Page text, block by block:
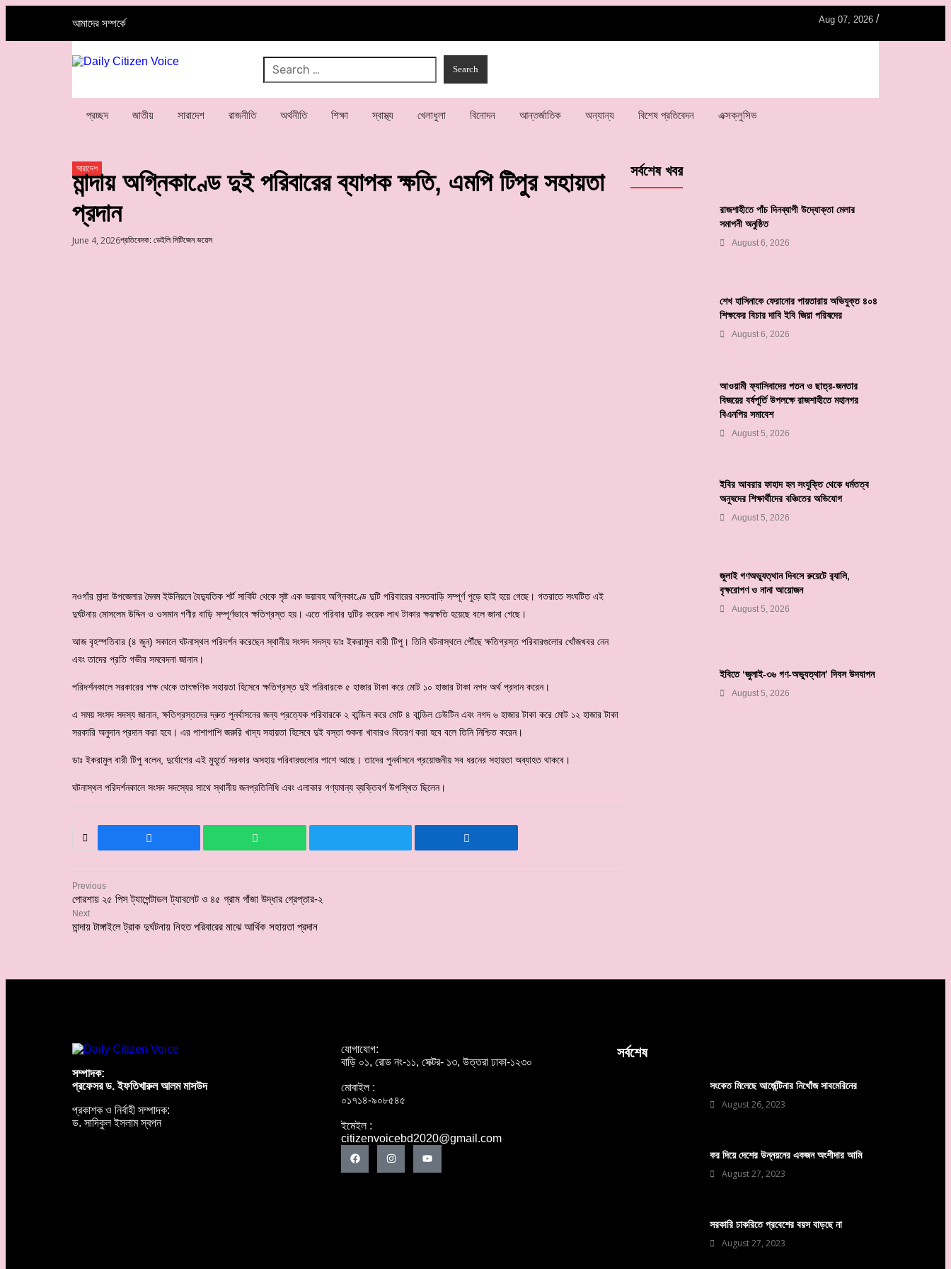
আমাদের সম্পর্কে Aug 07, 2026 /
প্রচ্ছদ জাতীয় সারাদেশ রাজনীতি অর্থনীতি শিক্ষা স্বাস্থ্য খেলাধুলা বিনোদন আন্তর্জাতিক অন্যান্য বিশেষ প্রতিবেদন এক্সক্লুসিভ
সারাদেশ
মান্দায় অগ্নিকাণ্ডে দুই পরিবারের ব্যাপক ক্ষতি, এমপি টিপুর সহায়তা
প্রদান
June 4, 2026প্রতিবেদক: ডেইলি সিটিজেন ভয়েস
নওগাঁর মান্দা উপজেলার মৈনম ইউনিয়নে বৈদ্যুতিক শর্ট সার্কিট থেকে সৃষ্ট এক ভয়াবহ অগ্নিকাণ্ডে দুটি পরিবারের বসতবাড়ি সম্পূর্ণ পুড়ে ছাই হয়ে গেছে। গতরাতে সংঘটিত এই
দুর্ঘটনায় মোসলেম উদ্দিন ও ওসমান গণীর বাড়ি সম্পূর্ণভাবে ক্ষতিগ্রস্ত হয়। এতে পরিবার দুটির কয়েক লাখ টাকার ক্ষয়ক্ষতি হয়েছে বলে জানা গেছে।
আজ বৃহস্পতিবার (৪ জুন) সকালে ঘটনাস্থল পরিদর্শন করেছেন স্থানীয় সংসদ সদস্য ডাঃ ইকরামুল বারী টিপু। তিনি ঘটনাস্থলে পৌঁছে ক্ষতিগ্রস্ত পরিবারগুলোর খোঁজখবর নেন
এবং তাদের প্রতি গভীর সমবেদনা জানান।
​পরিদর্শনকালে সরকারের পক্ষ থেকে তাৎক্ষণিক সহায়তা হিসেবে ক্ষতিগ্রস্ত দুই পরিবারকে ৫ হাজার টাকা করে মোট ১০ হাজার টাকা নগদ অর্থ প্রদান করেন।
​এ সময় সংসদ সদস্য জানান, ক্ষতিগ্রস্তদের দ্রুত পুনর্বাসনের জন্য প্রত্যেক পরিবারকে ২ বান্ডিল করে মোট ৪ বান্ডিল ঢেউটিন এবং নগদ ৬ হাজার টাকা করে মোট ১২ হাজার টাকা
সরকারি অনুদান প্রদান করা হবে। এর পাশাপাশি জরুরি খাদ্য সহায়তা হিসেবে দুই বস্তা শুকনা খাবারও বিতরণ করা হবে বলে তিনি নিশ্চিত করেন।
​ডাঃ ইকরামুল বারী টিপু বলেন, দুর্যোগের এই মুহূর্তে সরকার অসহায় পরিবারগুলোর পাশে আছে। তাদের পুনর্বাসনে প্রয়োজনীয় সব ধরনের সহায়তা অব্যাহত থাকবে।
​ঘটনাস্থল পরিদর্শনকালে সংসদ সদস্যের সাথে স্থানীয় জনপ্রতিনিধি এবং এলাকার গণ্যমান্য ব্যক্তিবর্গ উপস্থিত ছিলেন।
Previous
পোরশায় ২৫ পিস ট্যাপেন্টাডল ট্যাবলেট ও ৪৫ গ্রাম গাঁজা উদ্ধার গ্রেপ্তার-২
Next
মান্দায় টাঙ্গাইলে ট্রাক দুর্ঘটনায় নিহত পরিবারের মাঝে আর্থিক সহায়তা প্রদান
সর্বশেষ খবর
রাজশাহীতে পাঁচ দিনব্যাপী উদ্যোক্তা মেলার
সমাপনী অনুষ্ঠিত
August 6, 2026
শেখ হাসিনাকে ফেরানোর পায়তারায় অভিযুক্ত ৪০৪
শিক্ষকের বিচার দাবি ইবি জিয়া পরিষদের
August 6, 2026
আওয়ামী ফ্যাসিবাদের পতন ও ছাত্র-জনতার
বিজয়ের বর্ষপূর্তি উপলক্ষে রাজশাহীতে মহানগর
বিএনপির সমাবেশ
August 5, 2026
ইবির আবরার ফাহাদ হল সংযুক্তি থেকে ধর্মতত্ব
অনুষদের শিক্ষার্থীদের বঞ্চিতের অভিযোগ
August 5, 2026
জুলাই গণঅভ্যুত্থান দিবসে রুয়েটে র‌্যালি,
বৃক্ষরোপণ ও নানা আয়োজন
August 5, 2026
ইবিতে ‘জুলাই-৩৬ গণ-অভ্যুত্থান’ দিবস উদযাপন
August 5, 2026
সম্পাদক:
প্রফেসর ড. ইফতিখারুল আলম মাসউদ
প্রকাশক ও নির্বাহী সম্পাদক:
ড. সাদিকুল ইসলাম স্বপন
যোগাযোগ:
বাড়ি ০১, রোড নং-১১, সেক্টর- ১৩, উত্তরা ঢাকা-১২৩০
মোবাইল :
০১৭১৪-৯০৮৫৪৫
ইমেইল :
citizenvoicebd2020@gmail.com
সর্বশেষ
সংকেত মিলেছে আর্জেন্টিনার নিখোঁজ সাবমেরিনের
August 26, 2023
কর দিয়ে দেশের উন্নয়নের একজন অংশীদার আমি
August 27, 2023
সরকারি চাকরিতে প্রবেশের বয়স বাড়ছে না
August 27, 2023